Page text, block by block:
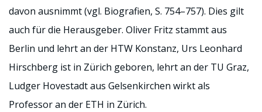
davon ausnimmt (vgl. Biografien, S. 754–757). Dies gilt
auch für die Herausgeber. Oliver Fritz stammt aus
Berlin und lehrt an der HTW Konstanz, Urs Leonhard
Hirschberg ist in Zürich geboren, lehrt an der TU Graz,
Ludger Hovestadt aus Gelsenkirchen wirkt als
Professor an der ETH in Zürich.